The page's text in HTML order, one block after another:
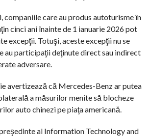
care au produs autoturisme în
cinci ani înainte de 1 ianuarie 2026 pot
excepţii. Totuşi, aceste excepţii nu se
au participaţii deţinute direct sau indirect
adversare.
avertizează că Mercedes-Benz ar putea
a măsurilor menite să blocheze
auto chinezi pe piaţa americană.
al Information Technology and